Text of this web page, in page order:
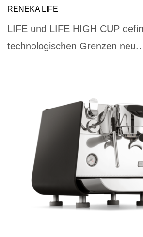
RENEKA LIFE
LIFE und LIFE HIGH CUP
technologischen Grenzen